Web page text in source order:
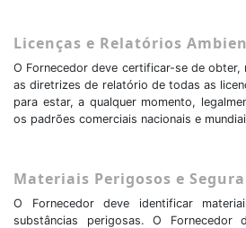
Licenças e Relatórios
O Fornecedor deve certificar-se de obter,
as diretrizes de relatório de todas as
para estar, a qualquer momento,
os padrões comerciais nacionais e
Materiais Perigosos e
O Fornecedor deve identificar
substâncias perigosas. O